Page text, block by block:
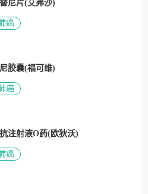
尼片(艾弗沙)
癌
胶囊(福可维)
癌
注射液O药(欧狄沃)
癌